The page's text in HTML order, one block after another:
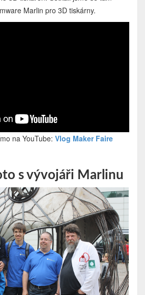
Marlin pro 3D tiskárny.
na YouTube: Vlog Maker Faire
s vývojáři Marlinu